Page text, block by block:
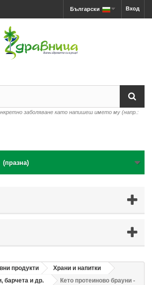
Вход
Български
заболяване като напишеш името му (напр.:
(празна)
продукти
Храни и напитки
барчета и др.
Кето протеиново брауни -